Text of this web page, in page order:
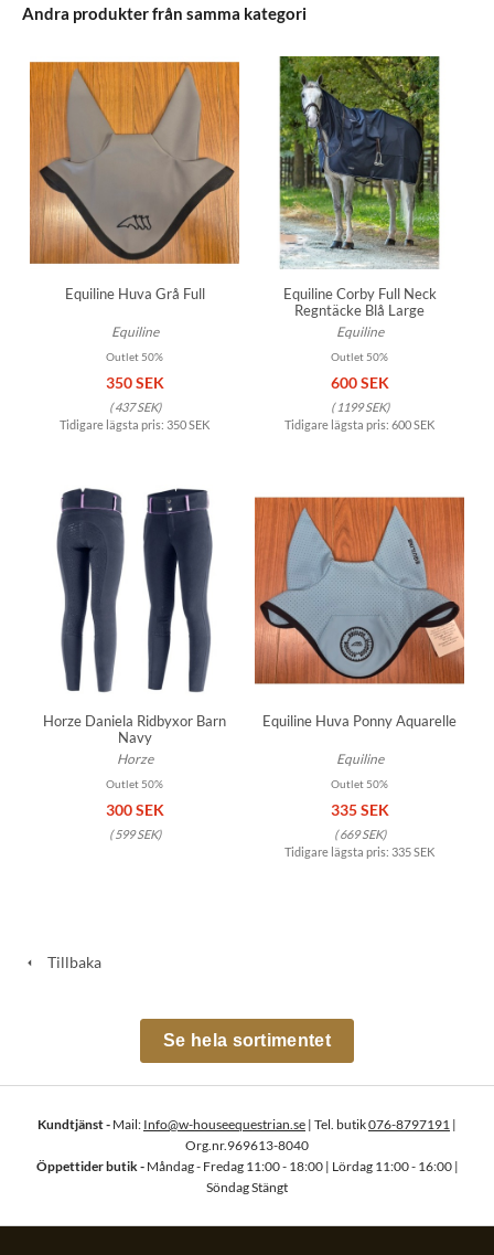
Andra produkter från samma kategori
Equiline Huva Grå Full
Equiline
Outlet 50%
350 SEK
(437 SEK)
Tidigare lägsta pris: 350 SEK
Equiline Corby Full Neck
Regntäcke Blå Large
Equiline
Outlet 50%
600 SEK
(1199 SEK)
Tidigare lägsta pris: 600 SEK
Horze Daniela Ridbyxor Barn
Navy
Horze
Outlet 50%
300 SEK
(599 SEK)
Equiline Huva Ponny Aquarelle
Equiline
Outlet 50%
335 SEK
(669 SEK)
Tidigare lägsta pris: 335 SEK
Tillbaka
Se hela sortimentet
Kundtjänst - Mail: Info@w-houseequestrian.se | Tel. butik076-8797191 |
Org.nr.969613-8040
Öppettider butik - Måndag - Fredag 11:00 - 18:00 | Lördag 11:00 - 16:00 |
Söndag Stängt